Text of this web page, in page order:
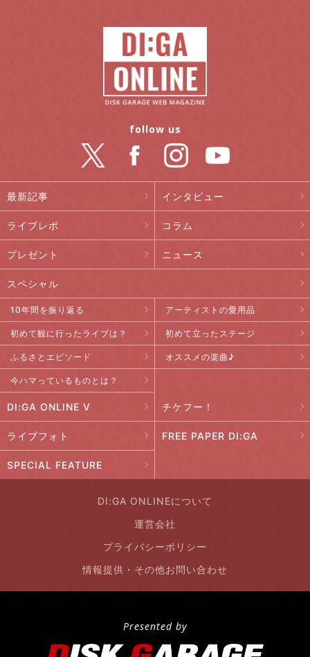
最新記事 インタビュー
ライブレポ コラム
プレゼント ニュース
スペシャル
10年間を振り返る アーティストの愛用品
初めて観に行ったライブは？ 初めて立ったステージ
ふるさとエピソード オススメの楽曲♪
今ハマっているものとは？
DI:GA ONLINE V チケフー！
ライブフォト FREE PAPER DI:GA
SPECIAL FEATURE
follow us
DI:GA ONLINEについて
運営会社
プライバシーポリシー
情報提供・その他お問い合わせ
Presented by